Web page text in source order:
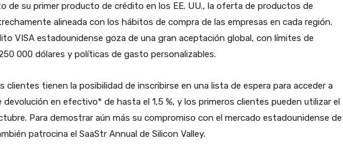
de su primer producto de crédito en los EE. UU., la oferta de productos de
alineada con los hábitos de compra de las empresas en cada región.
VISA estadounidense goza de una gran aceptación global, con límites de
000 dólares y políticas de gasto personalizables.
clientes tienen la posibilidad de inscribirse en una lista de espera para acceder a
devolución en efectivo* de hasta el 1,5 %, y los primeros clientes pueden utilizar el
Para demostrar aún más su compromiso con el mercado estadounidense de
patrocina el SaaStr Annual de Silicon Valley.